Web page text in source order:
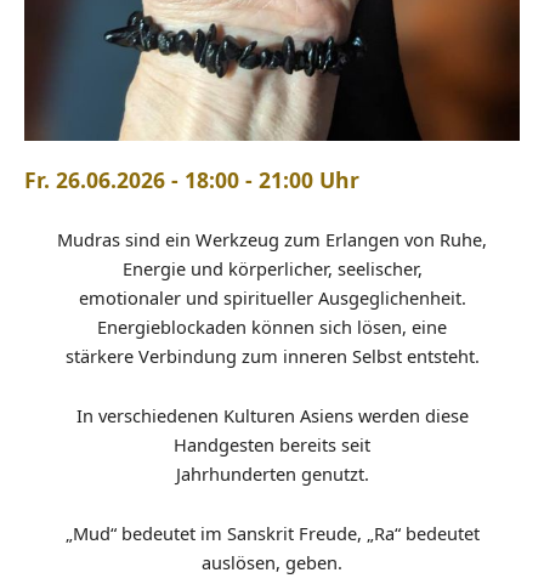
Fr. 26.06.2026 - 18:00 - 21:00 Uhr
Mudras sind ein Werkzeug zum Erlangen von Ruhe,
Energie und körperlicher, seelischer,
emotionaler und spiritueller Ausgeglichenheit.
Energieblockaden können sich lösen, eine
stärkere Verbindung zum inneren Selbst entsteht.
In verschiedenen Kulturen Asiens werden diese
Handgesten bereits seit
Jahrhunderten genutzt.
„Mud“ bedeutet im Sanskrit Freude, „Ra“ bedeutet
auslösen, geben.